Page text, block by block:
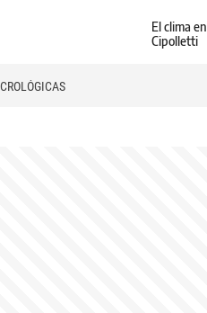
El clima en
Cipolletti